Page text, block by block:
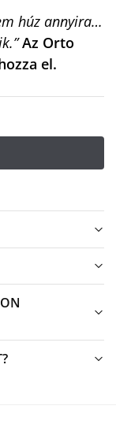
húz annyira…
Az Orto
el.